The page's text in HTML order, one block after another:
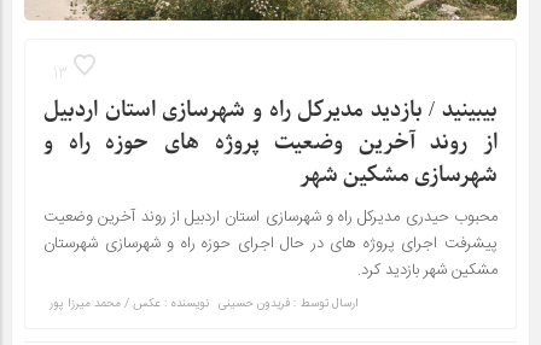
13
بیبینید / بازدید مدیرکل راه و شهرسازی استان اردبیل
از روند آخرین وضعیت پروژه های حوزه راه و
شهرسازی مشکین شهر
محبوب حیدری مدیرکل راه و شهرسازی استان اردبیل از روند آخرین وضعیت
پیشرفت اجرای پروژه های در حال اجرای حوزه راه و شهرسازی شهرستان
مشکین شهر بازدید کرد.
ارسال توسط : فریدون حسینی نویسنده : عکس / محمد میرزا پور